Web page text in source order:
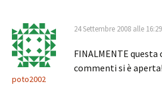
poto2002
24 Settembre 2008 alle 16:29
FINALMENTE
commenti si è